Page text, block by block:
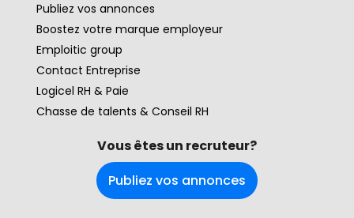
Publiez vos annonces
Boostez votre marque employeur
Emploitic group
Contact Entreprise
Logicel RH & Paie
Chasse de talents & Conseil RH
Vous êtes un recruteur?
Publiez vos annonces